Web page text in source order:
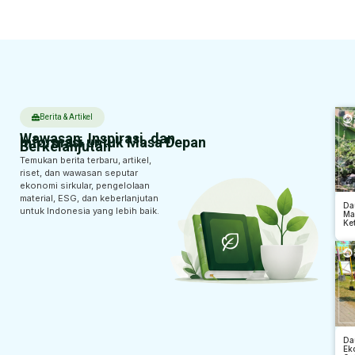
Berita & Artikel
Wawasan, Inspirasi, dan
Informasi untuk Masa Depan
Berkelanjutan
Temukan berita terbaru, artikel,
riset, dan wawasan seputar
ekonomi sirkular, pengelolaan
material, ESG, dan keberlanjutan
untuk Indonesia yang lebih baik.